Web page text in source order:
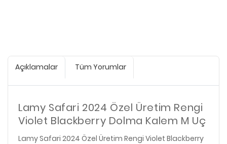
Açıklamalar Tüm Yorumlar
Lamy Safari 2024 Özel Üretim Rengi
Violet Blackberry Dolma Kalem M Uç
Lamy Safari 2024 Özel Üretim Rengi Violet Blackberry